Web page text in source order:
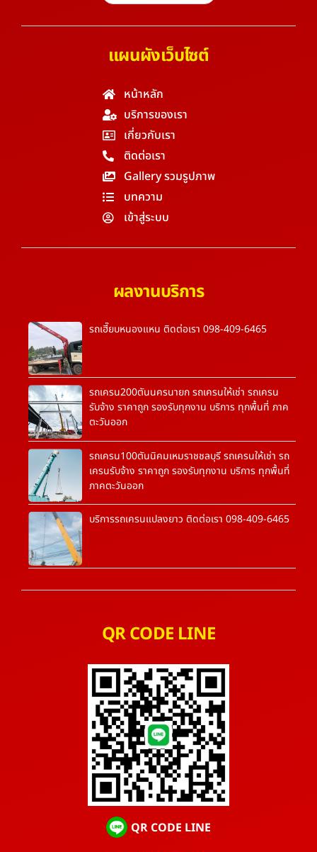
แผนผังเว็บไซต์
หน้าหลัก
บริการของเรา
เกี่ยวกับเรา
ติดต่อเรา
Gallery รวมรูปภาพ
บทความ
เข้าสู่ระบบ
ผลงานบริการ
รถเฮี๊ยบหนองแหน ติดต่อเรา 098-409-6465
รถเครน200ตันนครนายก รถเครนให้เช่า รถเครน
รับจ้าง ราคาถูก รองรับทุกงาน บริการ ทุกพื้นที่ ภาค
ตะวันออก
รถเครน100ตันนิคมเหมราชชลบุรี รถเครนให้เช่า รถ
เครนรับจ้าง ราคาถูก รองรับทุกงาน บริการ ทุกพื้นที่
ภาคตะวันออก
บริการรถเครนแปลงยาว ติดต่อเรา 098-409-6465
QR CODE LINE
QR CODE LINE